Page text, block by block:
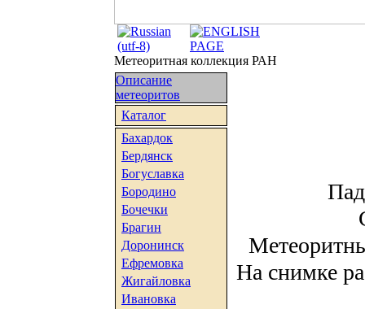
Метеоритная коллекция РАН
Описание
метеоритов
Каталог
Бахардок
Бердянск
Богуславка
Бородино
Бочечки
Брагин
Доронинск
Ефремовка
Жигайловка
Ивановка
На снимке